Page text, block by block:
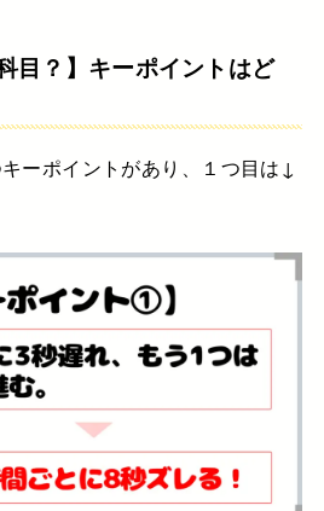
目？】キーポイントはど
ーポイントがあり、１つ目は↓